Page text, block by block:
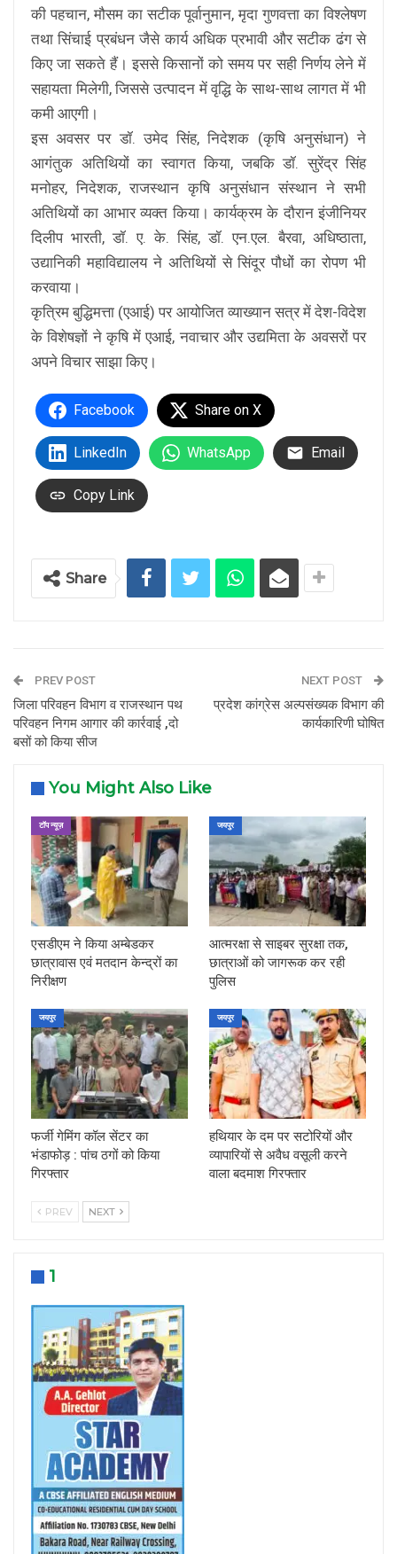
की पहचान, मौसम का सटीक पूर्वानुमान, मृदा गुणवत्ता का विश्लेषण
तथा सिंचाई प्रबंधन जैसे कार्य अधिक प्रभावी और सटीक ढंग से
किए जा सकते हैं। इससे किसानों को समय पर सही निर्णय लेने में
सहायता मिलेगी, जिससे उत्पादन में वृद्धि के साथ-साथ लागत में भी
कमी आएगी।
इस अवसर पर डॉ. उमेद सिंह, निदेशक (कृषि अनुसंधान) ने
आगंतुक अतिथियों का स्वागत किया, जबकि डॉ. सुरेंद्र सिंह
मनोहर, निदेशक, राजस्थान कृषि अनुसंधान संस्थान ने सभी
अतिथियों का आभार व्यक्त किया। कार्यक्रम के दौरान इंजीनियर
दिलीप भारती, डॉ. ए. के. सिंह, डॉ. एन.एल. बैरवा, अधिष्ठाता,
उद्यानिकी महाविद्यालय ने अतिथियों से सिंदूर पौधों का रोपण भी
करवाया।
कृत्रिम बुद्धिमत्ता (एआई) पर आयोजित व्याख्यान सत्र में देश-विदेश
के विशेषज्ञों ने कृषि में एआई, नवाचार और उद्यमिता के अवसरों पर
अपने विचार साझा किए।
Facebook Share on X
LinkedIn WhatsApp Email
Copy Link
Share
PREV POST
जिला परिवहन विभाग व राजस्थान पथ
परिवहन निगम आगार की कार्रवाई ,दो
बसों को किया सीज
NEXT POST
प्रदेश कांग्रेस अल्पसंख्यक विभाग की
कार्यकारिणी घोषित
You Might Also Like
टॉप न्यूज़
एसडीएम ने किया अम्बेडकर
छात्रावास एवं मतदान केन्द्रों का
निरीक्षण
जयपुर
आत्मरक्षा से साइबर सुरक्षा तक,
छात्राओं को जागरूक कर रही
पुलिस
जयपुर
फर्जी गेमिंग कॉल सेंटर का
भंडाफोड़ : पांच ठगों को किया
गिरफ्तार
जयपुर
हथियार के दम पर सटोरियों और
व्यापारियों से अवैध वसूली करने
वाला बदमाश गिरफ्तार
PREV NEXT
1